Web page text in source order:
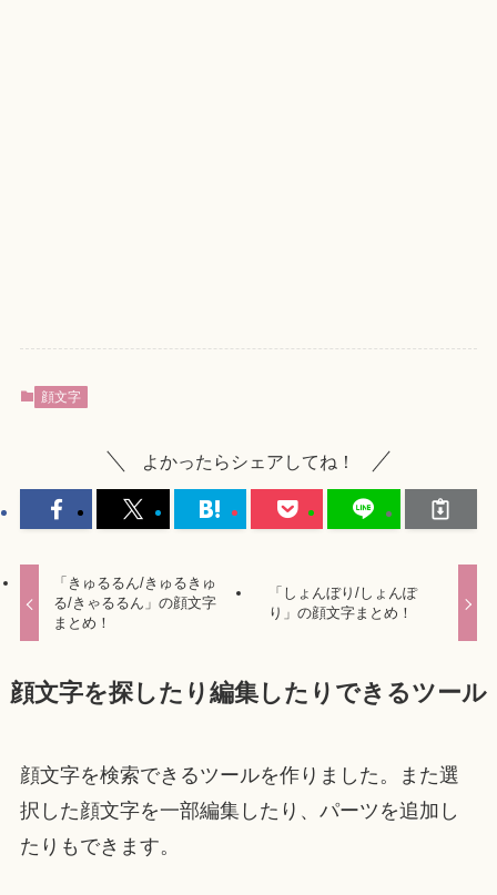
顔文字
よかったらシェアしてね！
「きゅるるん/きゅるきゅ
る/きゃるるん」の顔文字
まとめ！
「しょんぼり/しょんぽ
り」の顔文字まとめ！
顔文字を探したり編集したりできるツール
顔文字を検索できるツールを作りました。また選
択した顔文字を一部編集したり、パーツを追加し
たりもできます。